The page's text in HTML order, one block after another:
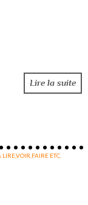
Lire la suite
ETC.